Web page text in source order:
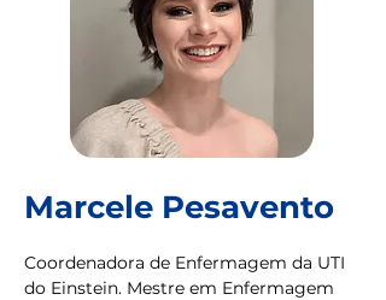
Marcele Pesavento
Coordenadora de Enfermagem da UTI
do Einstein. Mestre em Enfermagem